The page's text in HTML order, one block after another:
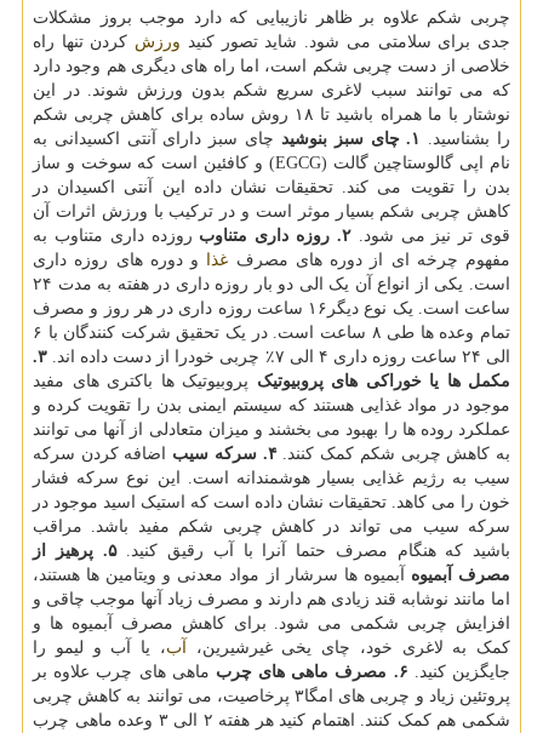
چربی شکم علاوه بر ظاهر نازیبایی که دارد موجب بروز مشکلات
جدی برای سلامتی می شود. شاید تصور کنید ورزش کردن تنها راه
خلاصی از دست چربی شکم است، اما راه های دیگری هم وجود دارد
که می توانند سبب لاغری سریع شکم بدون ورزش شوند. در این
نوشتار با ما همراه باشید تا ۱۸ روش ساده برای کاهش چربی شکم
را بشناسید.
۱. چای سبز بنوشید
چای سبز دارای آنتی اکسیدانی به
نام اپی گالوستاچین گالت (EGCG) و کافئین است که سوخت و ساز
بدن را تقویت می کند. تحقیقات نشان داده این آنتی اکسیدان در
کاهش چربی شکم بسیار موثر است و در ترکیب با ورزش اثرات آن
قوی تر نیز می شود.۲. روزه داری متناوب
روزده داری متناوب به
مفهوم چرخه ای از دوره های مصرف غذا و دوره های روزه داری
است. یکی از انواع آن یک الی دو بار روزه داری در هفته به مدت ۲۴
ساعت است. یک نوع دیگر۱۶ ساعت روزه داری در هر روز و مصرف
تمام وعده ها طی ۸ ساعت است. در یک تحقیق شرکت کنندگان با ۶
الی ۲۴ ساعت روزه داری ۴ الی ۷٪ چربی خودرا از دست داده اند.
۳.
مکمل ها یا خوراکی های پروبیوتیک پروبیوتیک ها باکتری های مفید
موجود در مواد غذایی هستند که سیستم ایمنی بدن را تقویت کرده و
عملکرد روده ها را بهبود می بخشند و میزان متعادلی از آنها می توانند
به کاهش چربی شکم کمک کنند.۴. سرکه سیب
اضافه کردن سرکه
سیب به رژیم غذایی بسیار هوشمندانه است. این نوع سرکه فشار
خون را می کاهد. تحقیقات نشان داده است که استیک اسید موجود در
سرکه سیب می تواند در کاهش چربی شکم مفید باشد. مراقب
باشید که هنگام مصرف حتما آنرا با آب رقیق کنید. ۵. پرهیز از
مصرف آبمیوه آبمیوه ها سرشار از مواد معدنی و ویتامین ها هستند،
اما مانند نوشابه قند زیادی هم دارند و مصرف زیاد آنها موجب چاقی و
افزایش چربی شکمی می شود. برای کاهش مصرف آبمیوه ها و
کمک به لاغری خود، چای یخی غیرشیرین، آب، یا آب و لیمو را
جایگزین کنید. ۶. مصرف ماهی های چرب
ماهی های چرب علاوه بر
پروتئین زیاد و چربی های امگا۳ پرخاصیت، می توانند به کاهش چربی
شکمی هم کمک کنند. اهتمام کنید هر هفته ۲ الی ۳ وعده ماهی چرب